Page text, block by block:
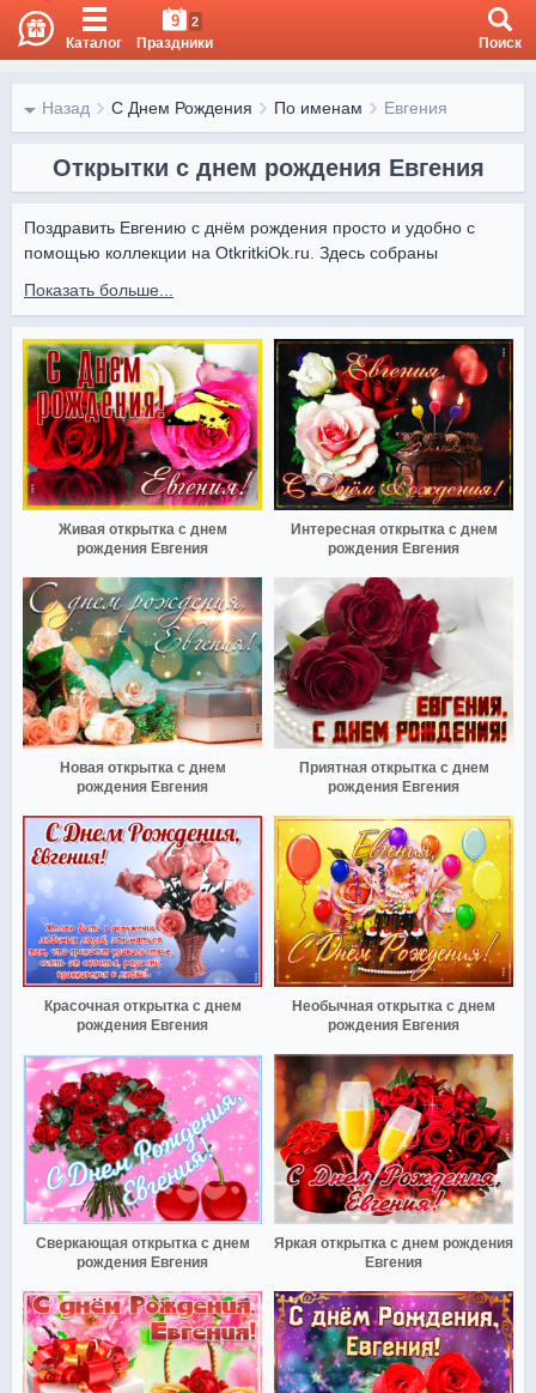
Каталог
9 2
Праздники Поиск
Назад С Днем Рождения По именам Евгения
Открытки с днем рождения Евгения
Поздравить Евгению с днём рождения просто и удобно с
помощью коллекции на OtkritkiOk.ru. Здесь собраны
которые создадут праздничное настроение.
мессенджерах и социальных сетях — пусть поздравление
для Жени станет тёплым и запоминающимся.
Показать больше...
Живая открытка с днем
рождения Евгения
Интересная открытка с днем
рождения Евгения
Новая открытка с днем
рождения Евгения
Приятная открытка с днем
рождения Евгения
Красочная открытка с днем
рождения Евгения
Необычная открытка с днем
рождения Евгения
Сверкающая открытка с днем
рождения Евгения
Яркая открытка с днем рождения
Евгения